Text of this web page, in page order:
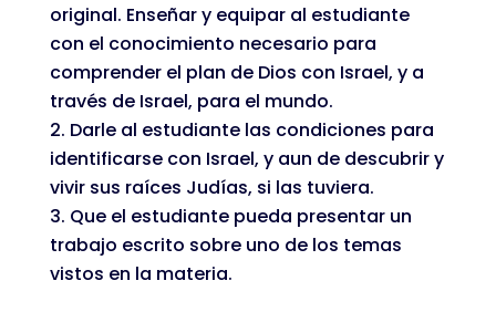
original. Enseñar y equipar al estudiante
con el conocimiento necesario para
comprender el plan de Dios con Israel, y a
través de Israel, para el mundo.
Darle al estudiante las condiciones para
identificarse con Israel, y aun de descubrir y
vivir sus raíces Judías, si las tuviera.
Que el estudiante pueda presentar un
trabajo escrito sobre uno de los temas
vistos en la materia.